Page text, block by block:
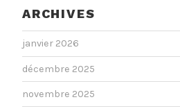
ARCHIVES
janvier 2026
décembre 2025
novembre 2025